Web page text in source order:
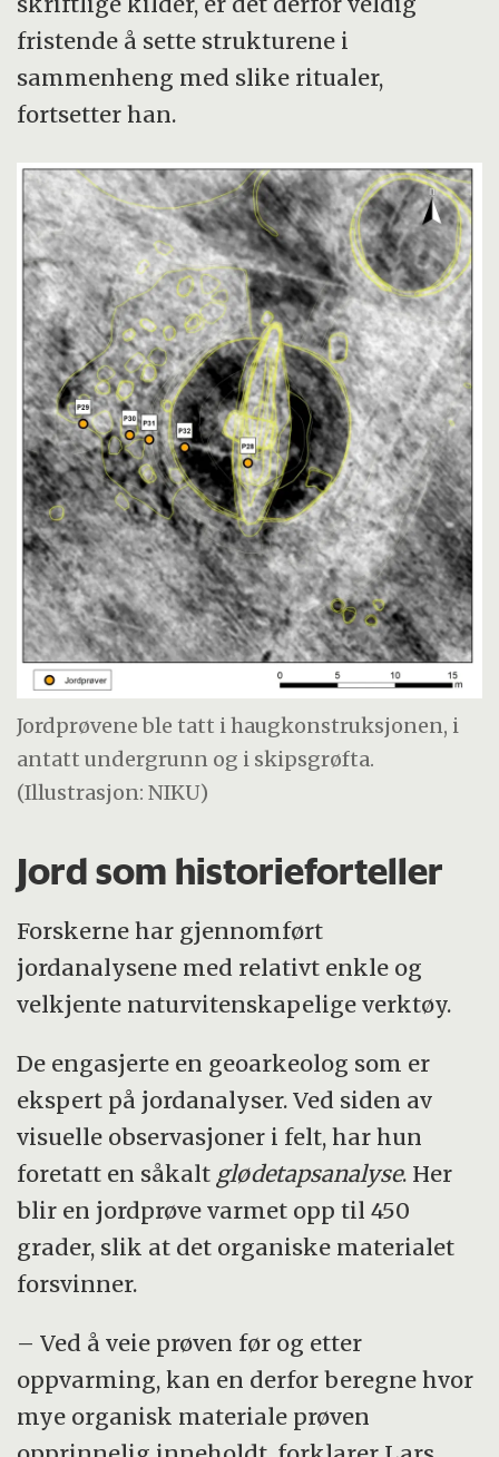
fristende å sette strukturene i
sammenheng med slike ritualer,
fortsetter han.
Jordprøvene ble tatt i haugkonstruksjonen, i
antatt undergrunn og i skipsgrøfta.
(Illustrasjon: NIKU)
Jord som historieforteller
Forskerne har gjennomført
jordanalysene med relativt enkle og
velkjente naturvitenskapelige verktøy.
De engasjerte en geoarkeolog som er
ekspert på jordanalyser. Ved siden av
visuelle observasjoner i felt, har hun
foretatt en såkalt glødetapsanalyse. Her
blir en jordprøve varmet opp til 450
grader, slik at det organiske materialet
forsvinner.
– Ved å veie prøven før og etter
oppvarming, kan en derfor beregne hvor
mye organisk materiale prøven